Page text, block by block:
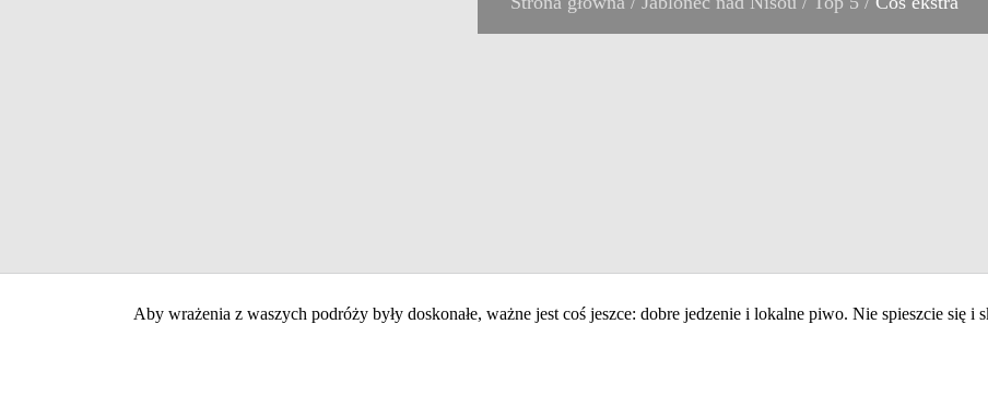
Aby wrażenia z waszych podróży były doskonałe, ważne jest coś jeszce: dobre jedzenie i lokalne piwo. Nie spieszcie się i